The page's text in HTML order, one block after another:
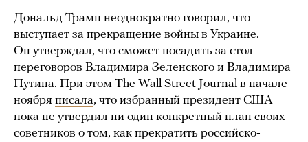
Дональд Трамп неоднократно говорил, что
выступает за прекращение войны в Украине.
Он утверждал, что сможет посадить за стол
переговоров Владимира Зеленского и Владимира
Путина. При этом The Wall Street Journal в начале
ноября писала, что избранный президент США
пока не утвердил ни один конкретный план своих
советников о том, как прекратить российско-